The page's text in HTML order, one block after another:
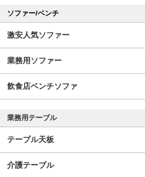
ソファー/ベンチ
激安人気ソファー
業務用ソファー
飲食店ベンチソファ
業務用テーブル
テーブル天板
介護テーブル